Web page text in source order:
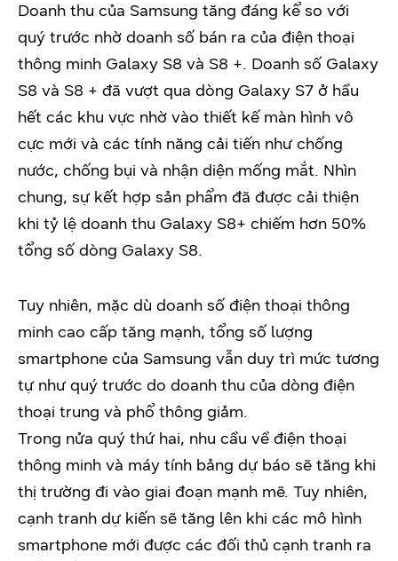
Doanh thu của Samsung tăng đáng kể so với
quý trước nhờ doanh số bán ra của điện thoại
thông minh Galaxy S8 và S8 +. Doanh số Galaxy
S8 và S8 + đã vượt qua dòng Galaxy S7 ở hầu
hết các khu vực nhờ vào thiết kế màn hình vô
cực mới và các tính năng cải tiến như chống
nước, chống bụi và nhận diện mống mắt. Nhìn
chung, sự kết hợp sản phẩm đã được cải thiện
khi tỷ lệ doanh thu Galaxy S8+ chiếm hơn 50%
tổng số dòng Galaxy S8.
Tuy nhiên, mặc dù doanh số điện thoại thông
minh cao cấp tăng mạnh, tổng số lượng
smartphone của Samsung vẫn duy trì mức tương
tự như quý trước do doanh thu của dòng điện
thoại trung và phổ thông giảm.
Trong nửa quý thứ hai, nhu cầu về điện thoại
thông minh và máy tính bảng dự báo sẽ tăng khi
thị trường đi vào giai đoạn mạnh mẽ. Tuy nhiên,
cạnh tranh dự kiến sẽ tăng lên khi các mô hình
smartphone mới được các đối thủ cạnh tranh ra